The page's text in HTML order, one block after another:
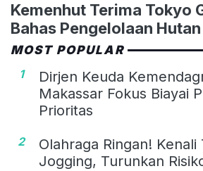
Kemenhut Terima Tokyo
Bahas Pengelolaan Hutan
MOST POPULAR
1
Dirjen Keuda
Makassar Fokus Biayai
Prioritas
2
Olahraga Ringan!
Jogging, Turunkan